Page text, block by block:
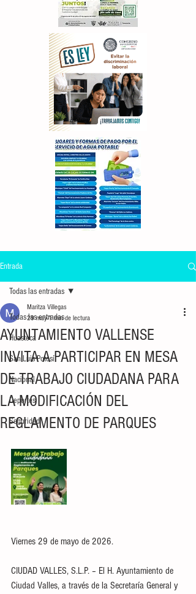
Entrada
Todas las entradas
Huasteca
San Luis Potosí
Nacional
Deportes
Seguridad
Todas las entradas
AYUNTAMIENTO VALLENSE
INVITA A PARTICIPAR EN MESA
DE TRABAJO CIUDADANA PARA
LA MODIFICACIÓN DEL
REGLAMENTO DE PARQUES
Maritza Villegas
29 may1 min de lectura
Viernes 29 de mayo de 2026.
CIUDAD VALLES, S.L.P. – El H. Ayuntamiento de
Ciudad Valles, a través de la Secretaría General y